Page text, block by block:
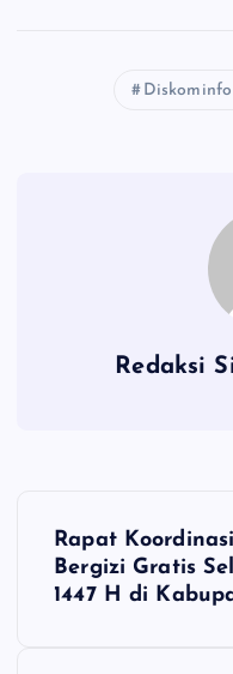
Redaksi
NRapat
Bergizi Gratis
1447 H di